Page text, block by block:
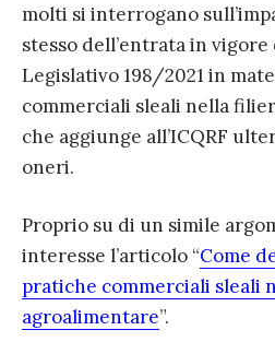
molti si interrogano
stesso dell’entrata in
Legislativo 198/2021 in
commerciali sleali nella
che aggiunge all’ICQRF
oneri.
Proprio su di un simile
interesse l’articolo “Come
pratiche commerciali sleali
agroalimentare”.